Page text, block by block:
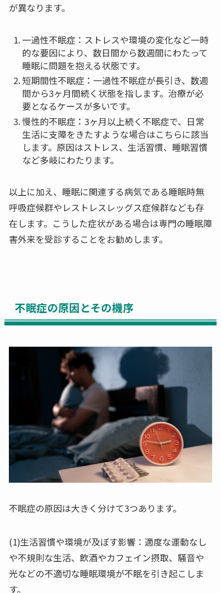
が異なります。
一過性不眠症：ストレスや環境の変化など一時
的な要因により、数日間から数週間にわたって
睡眠に問題を抱える状態です。
短期間性不眠症：一過性不眠症が長引き、数週
間から3ヶ月間続く状態を指します。治療が必
要となるケースが多いです。
慢性的不眠症：3ヶ月以上続く不眠症で、日常
生活に支障をきたすような場合はこちらに該当
します。原因はストレス、生活習慣、睡眠習慣
など多岐にわたります。
以上に加え、睡眠に関連する病気である睡眠時無
呼吸症候群やレストレスレッグス症候群なども存
在します。こうした症状がある場合は専門の睡眠障
害外来を受診することをお勧めします。
不眠症の原因とその機序
不眠症の原因は大きく分けて3つあります。
(1)生活習慣や環境が及ぼす影響：適度な運動なし
や不規則な生活、飲酒やカフェイン摂取、騒音や
光などの不適切な睡眠環境が不眠を引き起こしま
す。